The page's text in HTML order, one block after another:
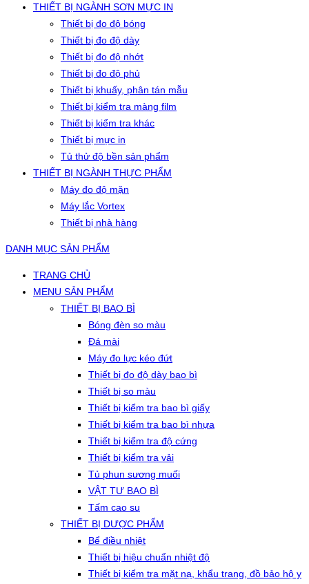
THIẾT BỊ NGÀNH SƠN MỰC IN
Thiết bị đo độ bóng
Thiết bị đo độ dày
Thiết bị đo độ nhớt
Thiết bị đo độ phủ
Thiết bị khuấy, phân tán mẫu
Thiết bị kiểm tra màng film
Thiết bị kiểm tra khác
Thiết bị mực in
Tủ thử độ bền sản phẩm
THIẾT BỊ NGÀNH THỰC PHẨM
Máy đo độ mặn
Máy lắc Vortex
Thiết bị nhà hàng
DANH MỤC SẢN PHẨM
TRANG CHỦ
MENU SẢN PHẨM
THIẾT BỊ BAO BÌ
Bóng đèn so màu
Đá mài
Máy đo lực kéo đứt
Thiết bị đo độ dày bao bì
Thiết bị so màu
Thiết bị kiểm tra bao bì giấy
Thiết bị kiểm tra bao bì nhựa
Thiết bị kiểm tra độ cứng
Thiết bị kiểm tra vải
Tủ phun sương muối
VẬT TƯ BAO BÌ
Tấm cao su
THIẾT BỊ DƯỢC PHẨM
Bể điều nhiệt
Thiết bị hiệu chuẩn nhiệt độ
Thiết bị kiểm tra mặt nạ, khẩu trang, đồ bảo hộ y